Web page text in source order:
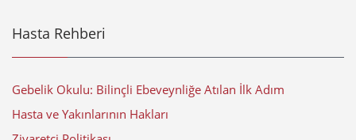
Hasta Rehberi
Gebelik Okulu: Bilinçli Ebeveynliğe Atılan İlk Adım
Hasta ve Yakınlarının Hakları